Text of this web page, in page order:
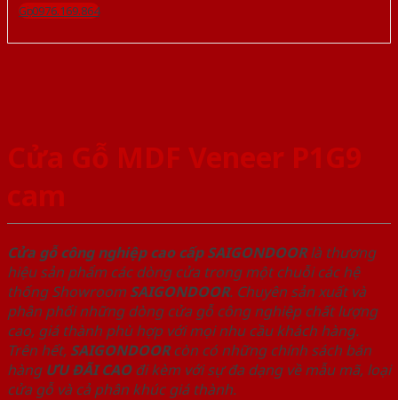
Gọi 0976.169.864
Cửa Gỗ MDF Veneer P1G9
cam
Cửa gỗ công nghiệp cao cấp SAIGONDOORlà thương
hiệu sản phẩm các dòng cửa trong một chuỗi các hệ
thống Showroom SAIGONDOOR. Chuyên sản xuất và
phân phối những dòng cửa gỗ công nghiệp chất lượng
cao, giá thành phù hợp với mọi nhu cầu khách hàng.
Trên hết, SAIGONDOORcòn có những chính sách bán
hàng ƯU ĐÃI CAOđi kèm với sự đa dạng về mẫu mã, loại
cửa gỗ và cả phân khúc giá thành.